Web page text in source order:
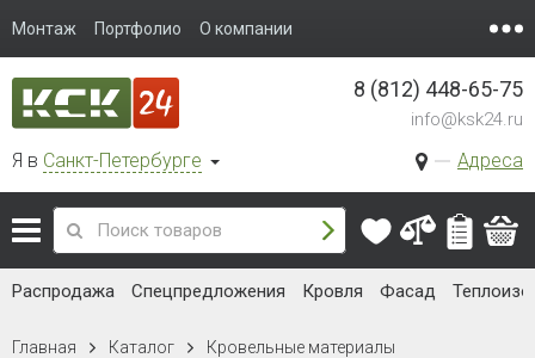
Монтаж Портфолио О компании
Я в Санкт-Петербурге Адреса
8 (812) 448-65-75
info@ksk24.ru
Распродажа Спецпредложения Кровля Фасад
Главная Каталог Кровельные материалы